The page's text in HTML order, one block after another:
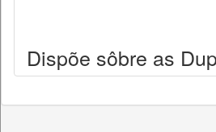
Dispõe sôbre as